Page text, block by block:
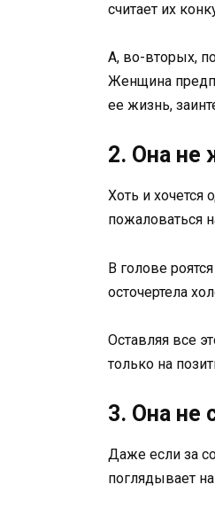
считает их
А, во-вторых,
Женщина
ее жизнь,
2. Она не
Хоть и
пожаловаться
В голове
осточертела
Оставляя все
только на
3. Она не
Даже если за
поглядывает